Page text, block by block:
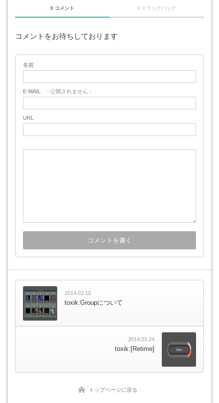
0 コメント 0 トラックバック
コメントをお待ちしております
名前
E-MAIL - 公開されません -
URL
2014.03.10
toxik:Groupについて
2014.03.24
toxik:[Retime]
トップページに戻る